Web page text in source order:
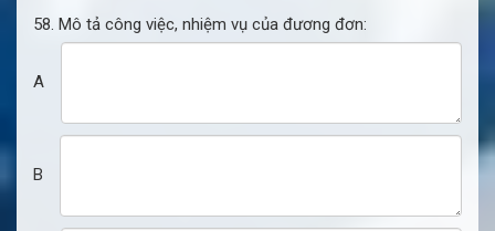
58. Mô tả công việc, nhiệm vụ của đương đơn:
A
B